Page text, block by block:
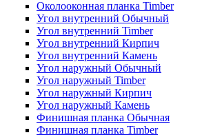
Околооконная планка Timber
Угол внутренний Обычный
Угол внутренний Timber
Угол внутренний Кирпич
Угол внутренний Камень
Угол наружный Обычный
Угол наружный Timber
Угол наружный Кирпич
Угол наружный Камень
Финишная планка Обычная
Финишная планка Timber